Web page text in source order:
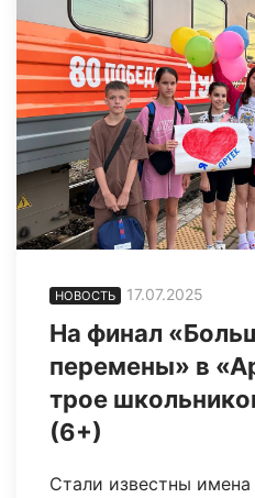
НОВОСТЬ 17.07.2025
На финал
перемены» в
трое
(6+)
Стали известны